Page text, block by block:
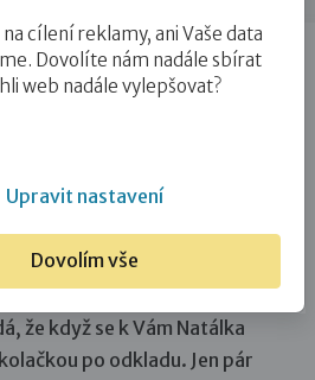
Terapeutické rodičovství –
navždy?”…
– 8. díl:
Pěstounství
že když se k Vám Natálka
po odkladu. Jen pár
cílení reklamy, ani Vaše data
Dovolíte nám nadále sbírat
web nadále vylepšovat?
Upravit nastavení
Dovolím vše